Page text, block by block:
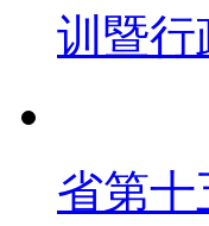
训暨行
省第